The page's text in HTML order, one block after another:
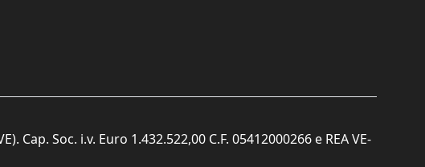
Soc. i.v. Euro 1.432.522,00 C.F. 05412000266 e REA VE-